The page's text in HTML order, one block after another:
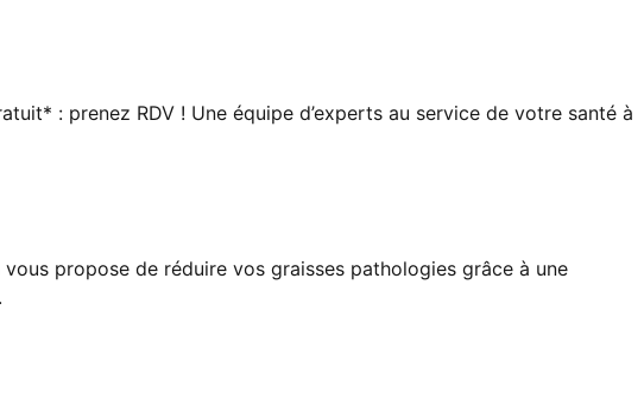
: prenez RDV ! Une équipe d’experts au service de votre santé à
propose de réduire vos graisses pathologies grâce à une